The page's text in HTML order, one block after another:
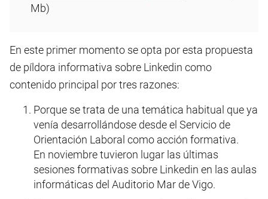
Mb)
En este primer momento se opta por esta propuesta
de píldora informativa sobre Linkedin como
contenido principal por tres razones:
Porque se trata de una temática habitual que ya
venía desarrollándose desde el Servicio de
Orientación Laboral como acción formativa.
En noviembre tuvieron lugar las últimas
sesiones formativas sobre Linkedin en las aulas
informáticas del Auditorio Mar de Vigo.